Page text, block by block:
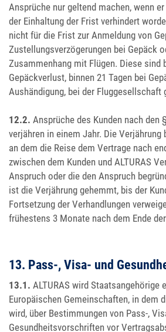
Ansprüche nur geltend machen, wenn
der Einhaltung der Frist verhindert
nicht für die Frist zur Anmeldung von
Zustellungsverzögerungen bei Gepäck
Zusammenhang mit Flügen. Diese sind
Gepäckverlust, binnen 21 Tagen bei
Aushändigung, bei der Fluggesellschaft
12.2. Ansprüche des Kunden nach den
verjähren in einem Jahr. Die Verjährung
an dem die Reise dem Vertrage nach
zwischen dem Kunden und ALTURAS
Anspruch oder die den Anspruch
ist die Verjährung gehemmt, bis der
Fortsetzung der Verhandlungen
frühestens 3 Monate nach dem Ende
13. Pass-, Visa- und
13.1. ALTURAS wird Staatsangehörige
Europäischen Gemeinschaften, in dem
wird, über Bestimmungen von Pass-,
Gesundheitsvorschriften vor